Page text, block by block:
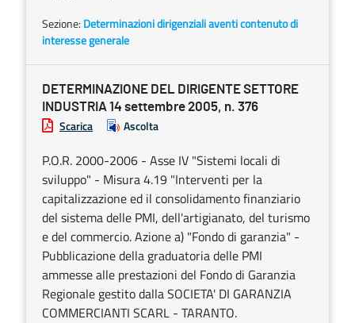
Sezione: Determinazioni dirigenziali aventi contenuto di
interesse generale
DETERMINAZIONE DEL DIRIGENTE SETTORE
INDUSTRIA 14 settembre 2005, n. 376
Scarica Ascolta
P.O.R. 2000-2006 - Asse IV "Sistemi locali di
sviluppo" - Misura 4.19 "Interventi per la
capitalizzazione ed il consolidamento finanziario
del sistema delle PMI, dell'artigianato, del turismo
e del commercio. Azione a) "Fondo di garanzia" -
Pubblicazione della graduatoria delle PMI
ammesse alle prestazioni del Fondo di Garanzia
Regionale gestito dalla SOCIETA' DI GARANZIA
COMMERCIANTI SCARL - TARANTO.